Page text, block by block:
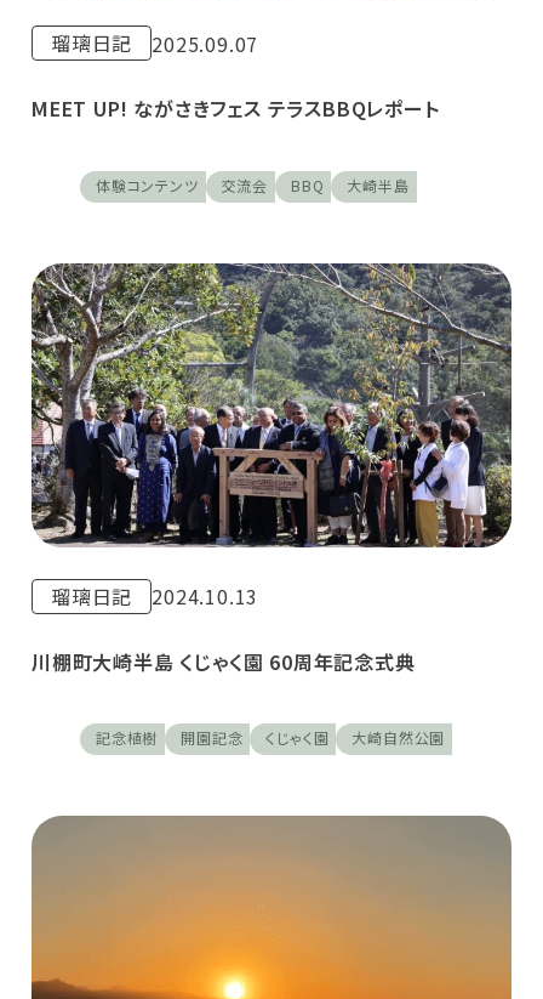
瑠璃日記 2025.09.07
MEET UP! ながさきフェス テラスBBQレポート
体験コンテンツ 交流会 BBQ 大崎半島
瑠璃日記 2024.10.13
川棚町大崎半島 くじゃく園 60周年記念式典
記念植樹 開園記念 くじゃく園 大崎自然公園